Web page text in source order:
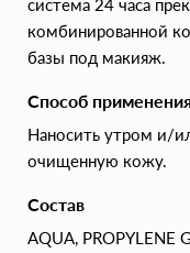
система 24 часа
комбинированной
базы под макияж.
Способ
Наносить утром и/
очищенную кожу.
Состав
AQUA, PROPYLENE